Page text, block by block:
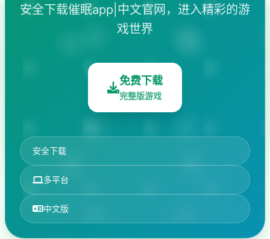
安全下载催眠app|中文官网，进入精彩的游
戏世界
免费下载
完整版游戏
安全下载
多平台
中文版